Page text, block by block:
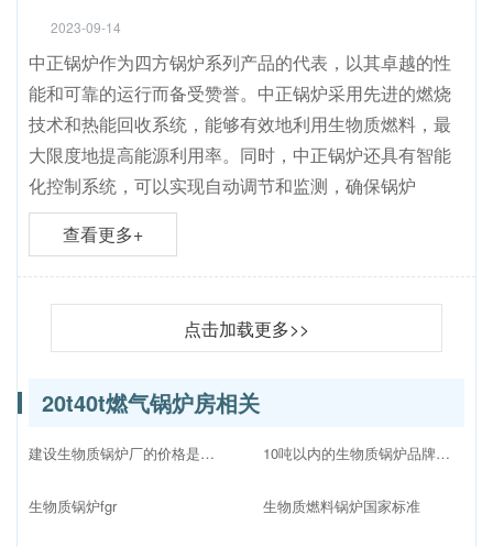
2023-09-14
中正锅炉作为四方锅炉系列产品的代表，以其卓越的性
能和可靠的运行而备受赞誉。中正锅炉采用先进的燃烧
技术和热能回收系统，能够有效地利用生物质燃料，最
大限度地提高能源利用率。同时，中正锅炉还具有智能
化控制系统，可以实现自动调节和监测，确保锅炉
查看更多+
点击加载更多>>
20t40t燃气锅炉房相关
建设生物质锅炉厂的价格是多少
生物质锅炉fgr
10吨以内的生物质锅炉品牌十大排名
生物质燃料锅炉国家标准